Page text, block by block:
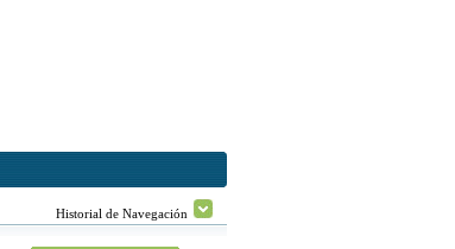
Historial de Navegación